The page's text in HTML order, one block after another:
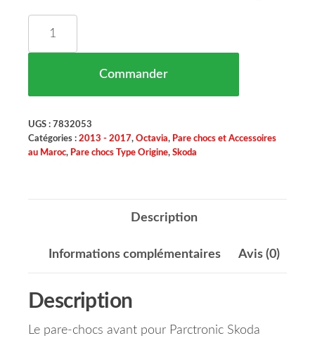
Commander
UGS : 7832053
Catégories : 2013 - 2017, Octavia, Pare chocs et Accessoires
au Maroc, Pare chocs Type Origine, Skoda
Description
Informations complémentaires Avis (0)
Description
Le pare-chocs avant pour Parctronic Skoda